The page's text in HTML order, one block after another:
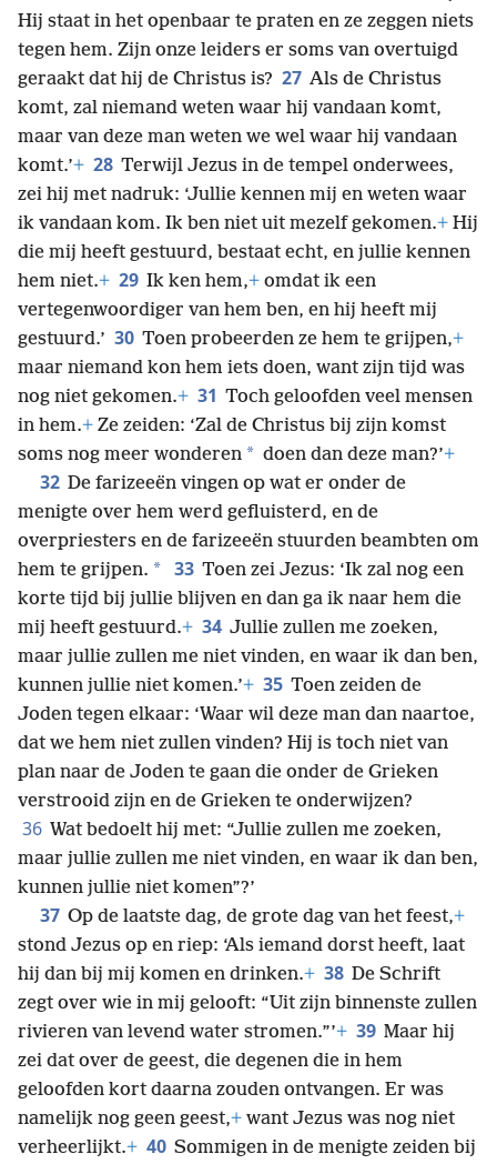
Hij staat in het openbaar te praten en ze zeggen niets
tegen hem. Zijn onze leiders er soms van overtuigd
geraakt dat hij de Christus is? 27 Als de Christus
komt, zal niemand weten waar hij vandaan komt,
maar van deze man weten we wel waar hij vandaan
komt.’+ 28 Terwijl Jezus in de tempel onderwees,
zei hij met nadruk: ‘Jullie kennen mij en weten waar
ik vandaan kom. Ik ben niet uit mezelf gekomen.+ Hij
die mij heeft gestuurd, bestaat echt, en jullie kennen
hem niet.+ 29 Ik ken hem,+ omdat ik een
vertegenwoordiger van hem ben, en hij heeft mij
gestuurd.’ 30 Toen probeerden ze hem te grijpen,+
maar niemand kon hem iets doen, want zijn tijd was
nog niet gekomen.+ 31 Toch geloofden veel mensen
in hem.+ Ze zeiden: ‘Zal de Christus bij zijn komst
soms nog meer wonderen * doen dan deze man?’+
32 De farizeeën vingen op wat er onder de
menigte over hem werd gefluisterd, en de
overpriesters en de farizeeën stuurden beambten om
hem te grijpen. * 33 Toen zei Jezus: ‘Ik zal nog een
korte tijd bij jullie blijven en dan ga ik naar hem die
mij heeft gestuurd.+ 34 Jullie zullen me zoeken,
maar jullie zullen me niet vinden, en waar ik dan ben,
kunnen jullie niet komen.’+ 35 Toen zeiden de
Joden tegen elkaar: ‘Waar wil deze man dan naartoe,
dat we hem niet zullen vinden? Hij is toch niet van
plan naar de Joden te gaan die onder de Grieken
verstrooid zijn en de Grieken te onderwijzen?
36 Wat bedoelt hij met: “Jullie zullen me zoeken,
maar jullie zullen me niet vinden, en waar ik dan ben,
kunnen jullie niet komen”?’
37 Op de laatste dag, de grote dag van het feest,+
stond Jezus op en riep: ‘Als iemand dorst heeft, laat
hij dan bij mij komen en drinken.+ 38 De Schrift
zegt over wie in mij gelooft: “Uit zijn binnenste zullen
rivieren van levend water stromen.”’+ 39 Maar hij
zei dat over de geest, die degenen die in hem
geloofden kort daarna zouden ontvangen. Er was
namelijk nog geen geest,+ want Jezus was nog niet
verheerlijkt.+ 40 Sommigen in de menigte zeiden bij